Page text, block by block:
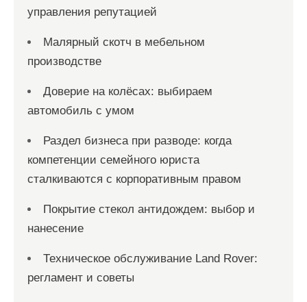
управления репутацией
Малярный скотч в мебельном
производстве
Доверие на колёсах: выбираем
автомобиль с умом
Раздел бизнеса при разводе: когда
компетенции семейного юриста
сталкиваются с корпоративным правом
Покрытие стекол антидождем: выбор и
нанесение
Техническое обслуживание Land Rover:
регламент и советы